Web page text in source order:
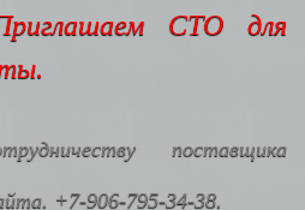
СТО для
поставщика
+7-906-795-34-38.